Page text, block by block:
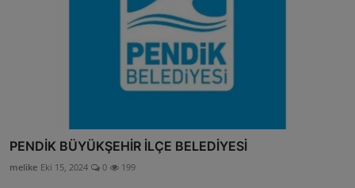
PENDİK BÜYÜKŞEHİR İLÇE BELEDİYESİ
melike Eki 15, 2024 0 199